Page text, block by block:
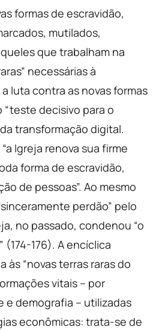
formas de escravidão,
mutilados,
que trabalham na
necessárias à
luta contra as novas formas
decisivo para o
transformação digital.
Igreja renova sua firme
forma de escravidão,
de pessoas”. Ao mesmo
perdão” pelo
no passado, condenou “o
(174-176). A encíclica
às “novas terras raras do
vitais – por
e demografia – utilizadas
econômicas: trata-se de